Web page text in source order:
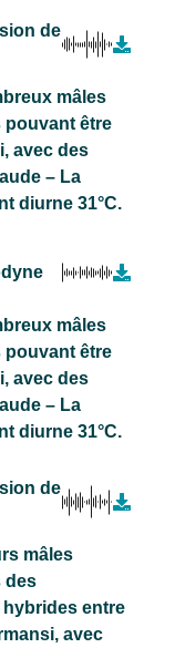
de
mâles
pouvant être
avec des
– La
diurne 31°C.
mâles
pouvant être
avec des
– La
diurne 31°C.
de
mâles
des
entre
avec